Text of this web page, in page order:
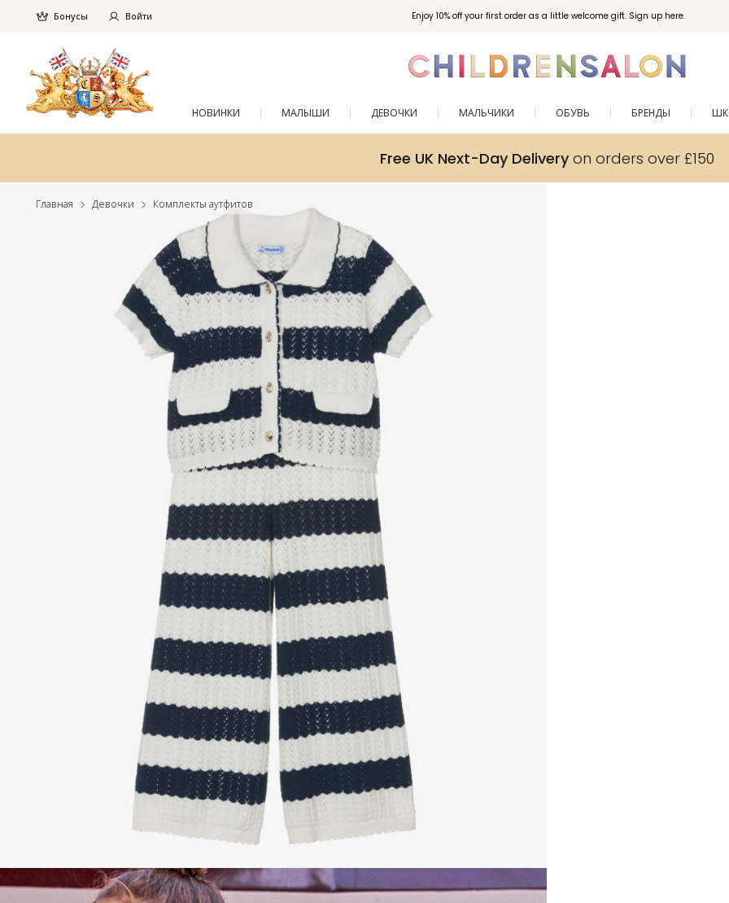
Enjoy 10% off your first order as a little welcome gift. Sign up here.
Бонусы Войти
НОВИНКИ МАЛЫШИ ДЕВОЧКИ МАЛЬЧИКИ ОБУВЬ БРЕНДЫ
Free UK Next-Day Deliveryon orders over £150
Главная Девочки Комплекты аутфитов